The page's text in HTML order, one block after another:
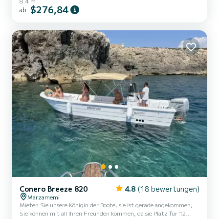
ab $276,84
Conero Breeze 820 4.8 (18 bewertungen)
Marzamemi
Mieten Sie unsere Königin der Boote, sie ist gerade angekommen,
Sie können mit all Ihren Freunden kommen, da sie Platz für 12